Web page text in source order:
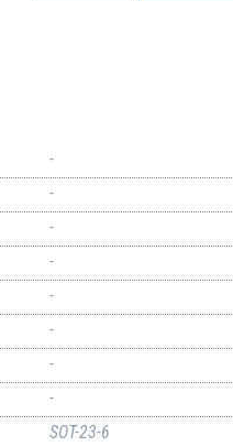
-
-
-
-
-
-
-
-
SOT-23-6